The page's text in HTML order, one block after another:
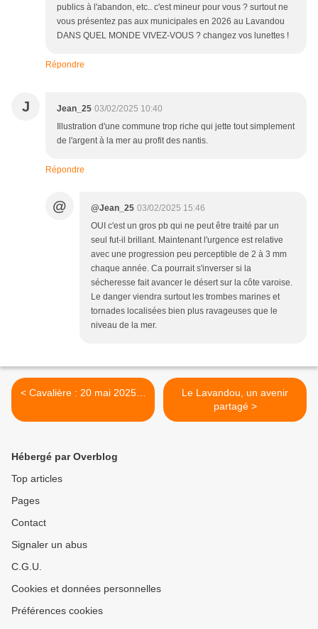
publics à l'abandon, etc.. c'est mineur pour vous ? surtout ne
vous présentez pas aux municipales en 2026 au Lavandou
DANS QUEL MONDE VIVEZ-VOUS ? changez vos lunettes !
Répondre
J Jean_25 03/02/2025 10:40
Illustration d'une commune trop riche qui jette tout simplement
de l'argent à la mer au profit des nantis.
Répondre
@ @Jean_25 03/02/2025 15:46
OUI c'est un gros pb qui ne peut être traité par un
seul fut-il brillant. Maintenant l'urgence est relative
avec une progression peu perceptible de 2 à 3 mm
chaque année. Ca pourrait s'inverser si la
sécheresse fait avancer le désert sur la côte varoise.
Le danger viendra surtout les trombes marines et
tornades localisées bien plus ravageuses que le
niveau de la mer.
< Cavalière : 20 mai 2025…
Le Lavandou, un avenir
partagé >
Hébergé par Overblog
Top articles
Pages
Contact
Signaler un abus
C.G.U.
Cookies et données personnelles
Préférences cookies